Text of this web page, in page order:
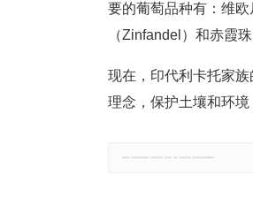
要的葡萄品种有：维
（Zinfandel）和赤霞
现在，印代利卡托家
理念，保护土壤和环境